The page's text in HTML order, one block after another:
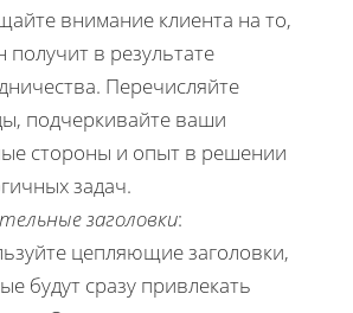
внимание клиента на то,
получит в результате
Перечисляйте
подчеркивайте ваши
стороны и опыт в решении
задач.
заголовки:
цепляющие заголовки,
будут сразу привлекать